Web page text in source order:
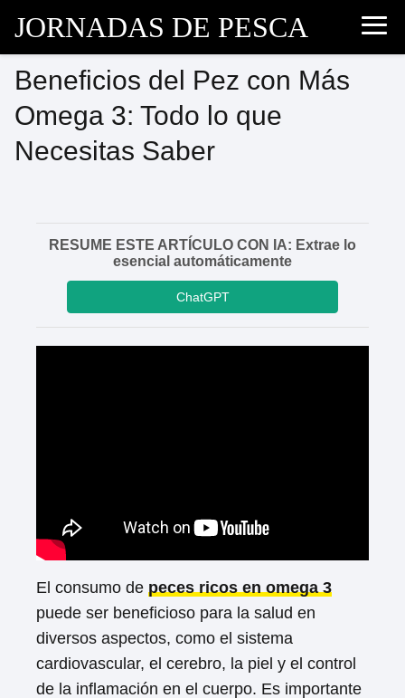
JORNADAS DE PESCA
Beneficios del Pez con Más
Omega 3: Todo lo que
Necesitas Saber
RESUME ESTE ARTÍCULO CON IA: Extrae lo
esencial automáticamente
ChatGPT
El consumo de peces ricos en omega 3
puede ser beneficioso para la salud en
diversos aspectos, como el sistema
cardiovascular, el cerebro, la piel y el control
de la inflamación en el cuerpo. Es importante